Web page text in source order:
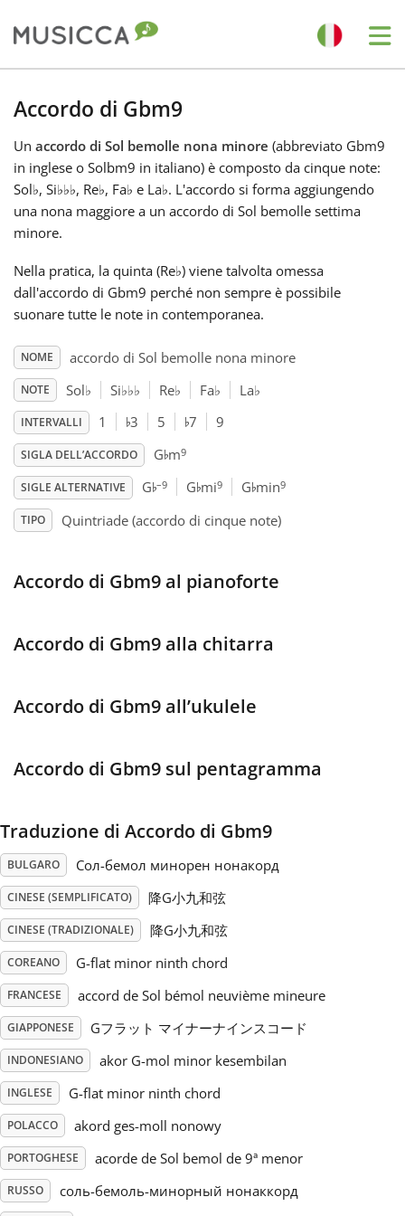
Български
Dansk
Deutsch
Español
Français
한국어
Svenska
Tiếng Việt
Türkçe
简体中文
繁體中文
Accordo di Gbm9
Un accordo di Sol bemolle nona minore (abbreviato Gbm9
in inglese o Solbm9 in italiano) è composto da cinque note:
Sol♭, Si♭♭♭, Re♭, Fa♭ e La♭. L'accordo si forma aggiungendo
una nona maggiore a un accordo di Sol bemolle settima
minore.
Nella pratica, la quinta (Re♭) viene talvolta omessa
dall'accordo di Gbm9 perché non sempre è possibile
suonare tutte le note in contemporanea.
NOME accordo di Sol bemolle nona minore
NOTE Sol♭ Si♭♭♭ Re♭ Fa♭ La♭
INTERVALLI 1 ♭3 5 ♭7 9
SIGLA DELL’ACCORDO G♭m9
SIGLE ALTERNATIVE G♭–9 G♭mi9 G♭min9
TIPO Quintriade (accordo di cinque note)
Accordo di Gbm9 al pianoforte
Accordo di Gbm9 alla chitarra
Accordo di Gbm9 all’ukulele
Accordo di Gbm9 sul pentagramma
Traduzione di Accordo di Gbm9
BULGARO Сол-бемол минорен нонакорд
CINESE (SEMPLIFICATO) 降G小九和弦
CINESE (TRADIZIONALE) 降G小九和弦
COREANO G-flat minor ninth chord
FRANCESE accord de Sol bémol neuvième mineure
GIAPPONESE Gフラット マイナーナインスコード
INDONESIANO akor G-mol minor kesembilan
INGLESE G-flat minor ninth chord
POLACCO akord ges-moll nonowy
PORTOGHESE acorde de Sol bemol de 9ª menor
RUSSO соль-бемоль-минорный нонаккорд